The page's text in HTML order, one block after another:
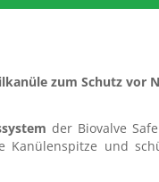
32 rosa
erhalten Sie nach
die dem Produkt
zum Schutz vor
der Biovalve
Kanülenspitze und